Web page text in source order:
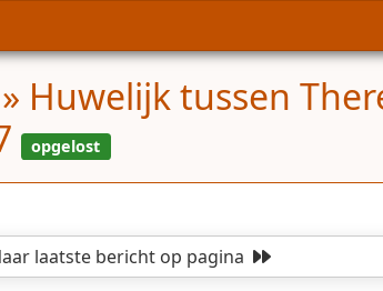
» Huwelijk tussen
laatste berichtop pagina